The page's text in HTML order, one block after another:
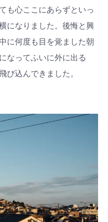
も心ここにあらずといっ
になりました。後悔と興
に何度も目を覚ました朝
なってふいに外に出る
び込んできました。
#発達
暮らし